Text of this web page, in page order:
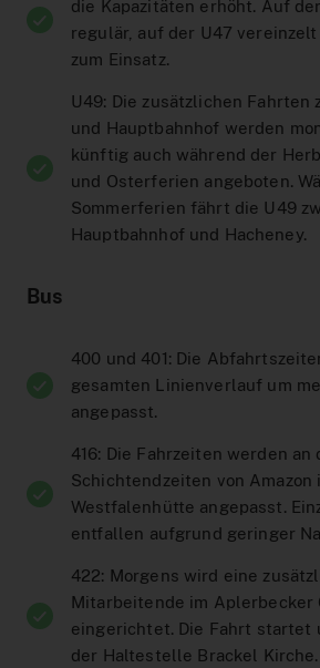
Vertriebswege
Fundsachen
Barrierefreiheit
Fahrplan bestellen
AnrufSammelTaxi
MeinAbo
Netzplan zum Einbinden
Werbung auf Bussen und
Dortmund Mobil
Downloads
Karriere
Interaktiver Liniennetzplan
Zum Ticketshop
News/Presse
Verkehrsmeldungen
die Kapazitäten erhöht. Auf
regulär, auf der U47
zum Einsatz.
U49: Die zusätzlichen Fahrten
und Hauptbahnhof werden
künftig auch während der
und Osterferien angeboten.
Sommerferien fährt die U49
Hauptbahnhof und Hacheney.
Bus
400 und 401: Die
gesamten Linienverlauf um
angepasst.
416: Die Fahrzeiten werden an
Schichtendzeiten von Amazon
Westfalenhütte angepasst.
entfallen aufgrund geringer
422: Morgens wird eine
Mitarbeitende im Aplerbecker
eingerichtet. Die Fahrt startet
der Haltestelle Brackel Kirche.